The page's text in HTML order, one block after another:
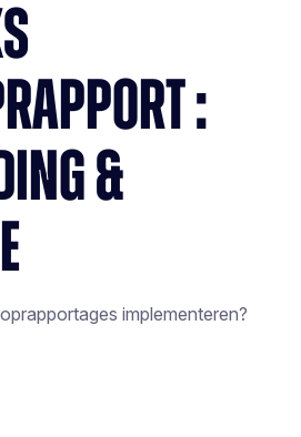
:
&
implementeren?